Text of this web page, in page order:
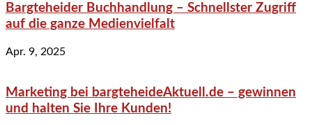
Bargteheider Buchhandlung – Schnellster Zugriff
auf die ganze Medienvielfalt
Apr. 9, 2025
Marketing bei bargteheideAktuell.de – gewinnen
und halten Sie Ihre Kunden!